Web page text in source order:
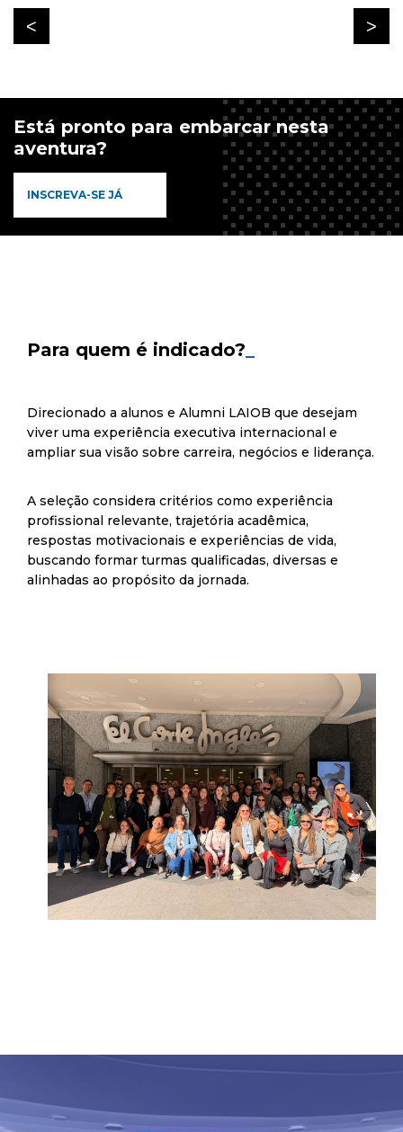
Está pronto para embarcar nesta
aventura?
INSCREVA-SE JÁ
Para quem é indicado?
Direcionado a alunos e Alumni LAIOB que desejam
viver uma experiência executiva internacional e
ampliar sua visão sobre carreira, negócios e liderança.
A seleção considera critérios como experiência
profissional relevante, trajetória acadêmica,
respostas motivacionais e experiências de vida,
buscando formar turmas qualificadas, diversas e
alinhadas ao propósito da jornada.